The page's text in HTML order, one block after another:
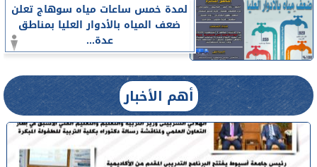
لمدة خمس ساعات مياه سوهاج تعلن
ضعف المياه بالأدوار العليا بمناطق
عدة...
أهم الأخبار